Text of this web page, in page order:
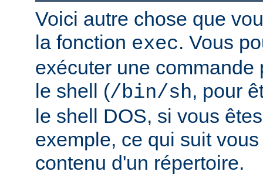
Voici autre chose que
la fonction exec. Vous
exécuter une commande
le shell (/bin/sh, pour
le shell DOS, si vous
exemple, ce qui suit
contenu d'un répertoire.